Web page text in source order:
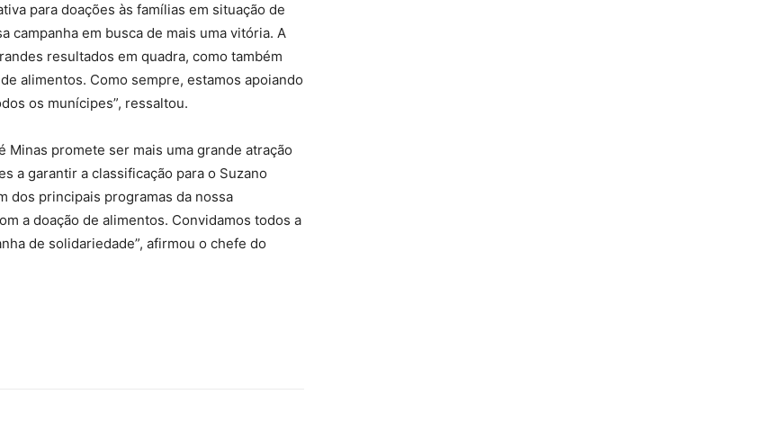
para doações às famílias em situação de
campanha em busca de mais uma vitória. A
resultados em quadra, como também
alimentos. Como sempre, estamos apoiando
os munícipes”, ressaltou.
promete ser mais uma grande atração
a garantir a classificação para o Suzano
dos principais programas da nossa
a doação de alimentos. Convidamos todos a
de solidariedade”, afirmou o chefe do